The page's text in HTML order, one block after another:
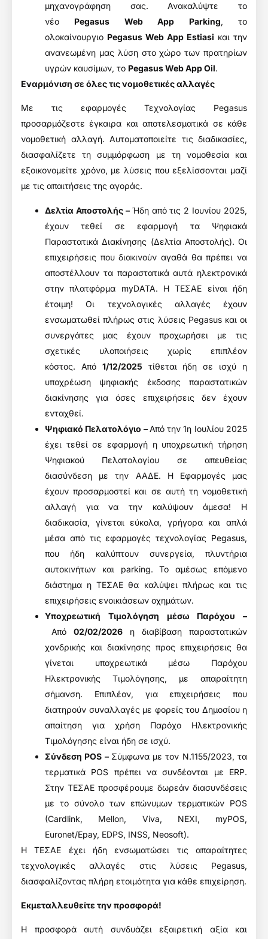
μηχανογράφηση σας. Ανακαλύψτε το
νέο Pegasus Web App Parking, το
ολοκαίνουργιο Pegasus Web App Estiasi και την
ανανεωμένη μας λύση στο χώρο των πρατηρίων
υγρών καυσίμων, το Pegasus Web App Oil.
Εναρμόνιση σε όλες τις νομοθετικές αλλαγές
Με τις εφαρμογές Τεχνολογίας Pegasus
προσαρμόζεστε έγκαιρα και αποτελεσματικά σε κάθε
νομοθετική αλλαγή. Αυτοματοποιείτε τις διαδικασίες,
διασφαλίζετε τη συμμόρφωση με τη νομοθεσία και
εξοικονομείτε χρόνο, με λύσεις που εξελίσσονται μαζί
με τις απαιτήσεις της αγοράς.
Δελτία Αποστολής – Ήδη από τις 2 Ιουνίου 2025,
έχουν τεθεί σε εφαρμογή τα Ψηφιακά
Παραστατικά Διακίνησης (Δελτία Αποστολής). Οι
επιχειρήσεις που διακινούν αγαθά θα πρέπει να
αποστέλλουν τα παραστατικά αυτά ηλεκτρονικά
στην πλατφόρμα myDATA. Η ΤΕΣΑΕ είναι ήδη
έτοιμη! Οι τεχνολογικές αλλαγές έχουν
ενσωματωθεί πλήρως στις λύσεις Pegasus και οι
συνεργάτες μας έχουν προχωρήσει με τις
σχετικές υλοποιήσεις χωρίς επιπλέον
κόστος. Από 1/12/2025 τίθεται ήδη σε ισχύ η
υποχρέωση ψηφιακής έκδοσης παραστατικών
διακίνησης για όσες επιχειρήσεις δεν έχουν
ενταχθεί.
Ψηφιακό Πελατολόγιο –Από την 1η Ιουλίου 2025
έχει τεθεί σε εφαρμογή η υποχρεωτική τήρηση
Ψηφιακού Πελατολογίου σε απευθείας
διασύνδεση με την ΑΑΔΕ. Η Εφαρμογές μας
έχουν προσαρμοστεί και σε αυτή τη νομοθετική
αλλαγή για να την καλύψουν άμεσα! Η
διαδικασία, γίνεται εύκολα, γρήγορα και απλά
μέσα από τις εφαρμογές τεχνολογίας Pegasus,
που ήδη καλύπτουν συνεργεία, πλυντήρια
αυτοκινήτων και parking. Το αμέσως επόμενο
διάστημα η ΤΕΣΑΕ θα καλύψει πλήρως και τις
επιχειρήσεις ενοικιάσεων οχημάτων.
Υποχρεωτική Τιμολόγηση μέσω Παρόχου –
Από 02/02/2026 η διαβίβαση παραστατικών
χονδρικής και διακίνησης προς επιχειρήσεις θα
γίνεται υποχρεωτικά μέσω Παρόχου
Ηλεκτρονικής Τιμολόγησης, με απαραίτητη
σήμανση. Επιπλέον, για επιχειρήσεις που
διατηρούν συναλλαγές με φορείς του Δημοσίου η
απαίτηση για χρήση Παρόχο Ηλεκτρονικής
Τιμολόγησης είναι ήδη σε ισχύ.
Σύνδεση POS – Σύμφωνα με τον Ν.1155/2023, τα
τερματικά POS πρέπει να συνδέονται με ERP.
Στην ΤΕΣΑΕ προσφέρουμε δωρεάν διασυνδέσεις
με το σύνολο των επώνυμων τερματικών POS
(Cardlink, Mellon, Viva, NEXI, myPOS,
Euronet/Epay, EDPS, INSS, Neosoft).
Η ΤΕΣΑΕ έχει ήδη ενσωματώσει τις απαραίτητες
τεχνολογικές αλλαγές στις λύσεις Pegasus,
διασφαλίζοντας πλήρη ετοιμότητα για κάθε επιχείρηση.
Εκμεταλλευθείτε την προσφορά!
Η προσφορά αυτή συνδυάζει εξαιρετική αξία και